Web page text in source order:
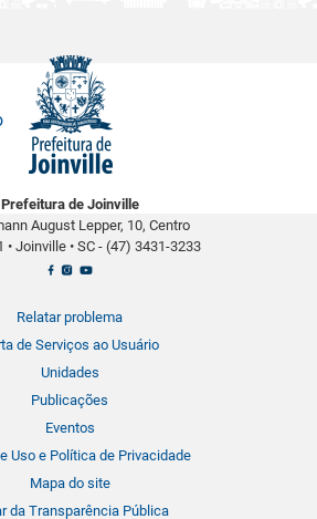
Prefeitura de Joinville
August Lepper, 10, Centro
• Joinville • SC - (47) 3431-3233
Relatar problema
de Serviços ao Usuário
Unidades
Publicações
Eventos
Uso e Política de Privacidade
Mapa do site
da Transparência Pública